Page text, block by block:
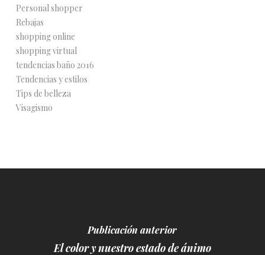
Personal shopper
Rebajas
shopping online
shopping virtual
tendencias baño 2016
Tendencias y estilos
Tips de belleza
Visagismo
Publicación anterior
El color y nuestro estado de ánimo